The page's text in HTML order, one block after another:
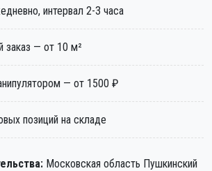
интервал 2-3 часа
заказ — от 10 м²
— от 1500 ₽
позиций на складе
Московская область Пушкинский